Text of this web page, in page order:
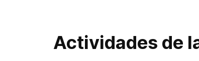
Actividades de